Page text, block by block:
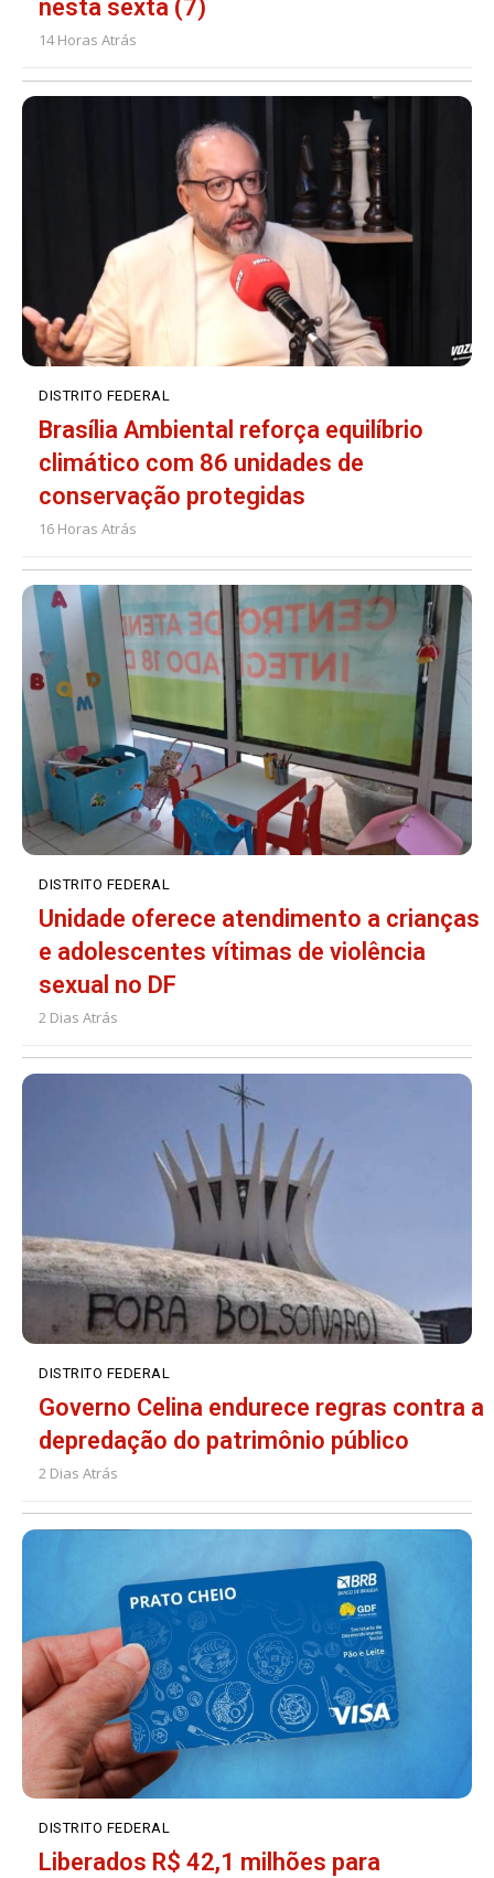
nesta sexta (7)
14 Horas Atrás
DISTRITO FEDERAL
Brasília Ambiental reforça equilíbrio
climático com 86 unidades de
conservação protegidas
16 Horas Atrás
DISTRITO FEDERAL
Unidade oferece atendimento a crianças
e adolescentes vítimas de violência
sexual no DF
2 Dias Atrás
DISTRITO FEDERAL
Governo Celina endurece regras contra a
depredação do patrimônio público
2 Dias Atrás
DISTRITO FEDERAL
Liberados R$ 42,1 milhões para